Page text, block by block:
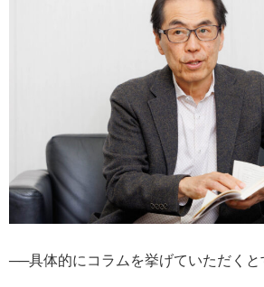
──具体的にコラムを挙げていただくと